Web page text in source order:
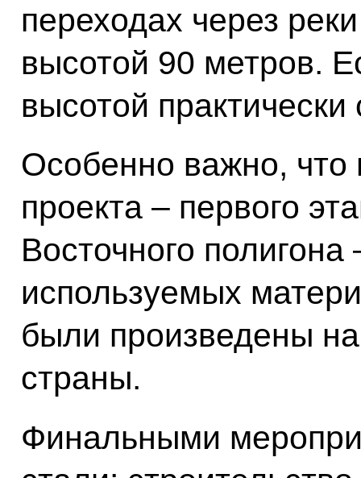
переходах через
высотой 90 метров.
высотой
Особенно важно, что
проекта – первого
Восточного
используемых
были произведены
страны.
Финальными